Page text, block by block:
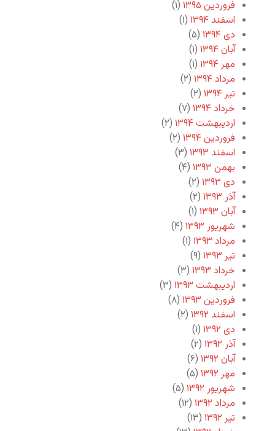
فروردین ۱۳۹۵
(۱)
اسفند ۱۳۹۴
(۱)
دی ۱۳۹۴
(۵)
آبان ۱۳۹۴
(۱)
مهر ۱۳۹۴
(۱)
مرداد ۱۳۹۴
(۲)
تیر ۱۳۹۴
(۲)
خرداد ۱۳۹۴
(۷)
اردیبهشت ۱۳۹۴
(۲)
فروردین ۱۳۹۴
(۲)
اسفند ۱۳۹۳
(۳)
بهمن ۱۳۹۳
(۴)
دی ۱۳۹۳
(۲)
آذر ۱۳۹۳
(۲)
آبان ۱۳۹۳
(۱)
شهریور ۱۳۹۳
(۴)
مرداد ۱۳۹۳
(۱)
تیر ۱۳۹۳
(۹)
خرداد ۱۳۹۳
(۳)
اردیبهشت ۱۳۹۳
(۳)
فروردین ۱۳۹۳
(۸)
اسفند ۱۳۹۲
(۲)
دی ۱۳۹۲
(۱)
آذر ۱۳۹۲
(۲)
آبان ۱۳۹۲
(۶)
مهر ۱۳۹۲
(۵)
شهریور ۱۳۹۲
(۵)
مرداد ۱۳۹۲
(۱۲)
تیر ۱۳۹۲
(۱۳)